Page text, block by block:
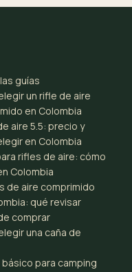
guías
un rifle de aire
en Colombia
aire 5.5: precio y
en Colombia
rifles de aire: cómo
Colombia
de aire comprimido
qué revisar
comprar
una caña de
para camping